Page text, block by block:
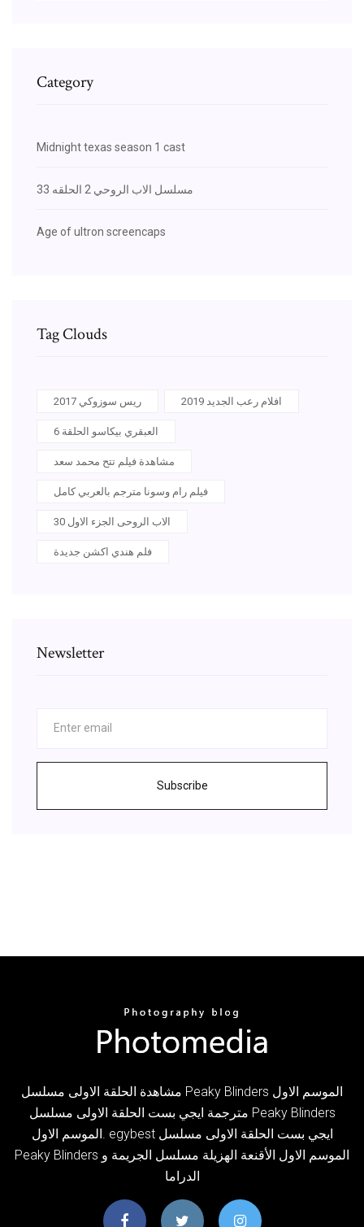
Category
Midnight texas season 1 cast
مسلسل الاب الروحي 2 الحلقه 33
Age of ultron screencaps
Tag Clouds
ريس سوزوكي 2017 افلام رعب الجديد 2019
العبقري بيكاسو الحلقة 6
مشاهدة فيلم تتح محمد سعد
فيلم رام وسونا مترجم بالعربي كامل
الاب الروحى الجزء الاول 30
فلم هندي اكشن جديدة
Newsletter
Subscribe
مشاهدة الحلقة الاولى مسلسل Peaky Blinders الموسم الاول
مترجمة ايجي بست الحلقة الاولى مسلسل Peaky Blinders
الموسم الاول. egybest ايجي بست الحلقة الاولى مسلسل
Peaky Blinders الموسم الاول الأقنعة الهزيلة مسلسل الجريمة و
الدراما